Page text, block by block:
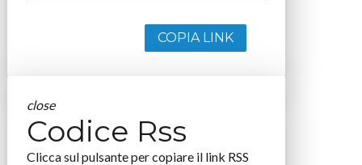
COPIA LINK
close
Codice Rss
Clicca sul pulsante per copiare il link RSS